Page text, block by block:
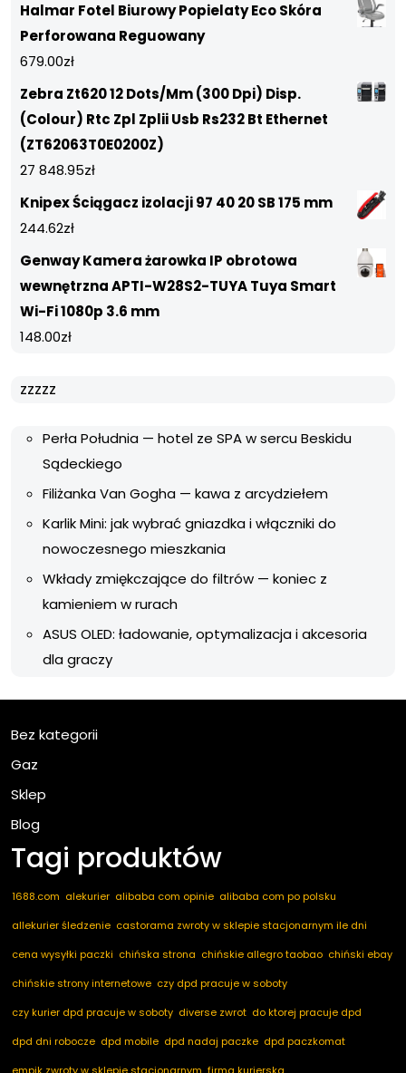
Halmar Fotel Biurowy Popielaty Eco Skóra
Perforowana Reguowany
679.00zł
Zebra Zt620 12 Dots/Mm (300 Dpi) Disp.
(Colour) Rtc Zpl Zplii Usb Rs232 Bt Ethernet
(ZT62063T0E0200Z)
27 848.95zł
Knipex Ściągacz izolacji 97 40 20 SB 175 mm
244.62zł
Genway Kamera żarowka IP obrotowa
wewnętrzna APTI-W28S2-TUYA Tuya Smart
Wi-Fi 1080p 3.6 mm
148.00zł
zzzzz
Perła Południa — hotel ze SPA w sercu Beskidu
Sądeckiego
Filiżanka Van Gogha — kawa z arcydziełem
Karlik Mini: jak wybrać gniazdka i włączniki do
nowoczesnego mieszkania
Wkłady zmiękczające do filtrów — koniec z
kamieniem w rurach
ASUS OLED: ładowanie, optymalizacja i akcesoria
dla graczy
Bez kategorii
Gaz
Sklep
Blog
Tagi produktów
1688.com alekurier alibaba com opinie alibaba com po polsku
allekurier śledzenie castorama zwroty w sklepie stacjonarnym ile dni
cena wysyłki paczki chińska strona chińskie allegro taobao chiński ebay
chińskie strony internetowe czy dpd pracuje w soboty
czy kurier dpd pracuje w soboty diverse zwrot do ktorej pracuje dpd
dpd dni robocze dpd mobile dpd nadaj paczke dpd paczkomat